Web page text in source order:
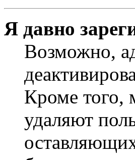
Я давно
Возможно,
Кроме того,
удаляют